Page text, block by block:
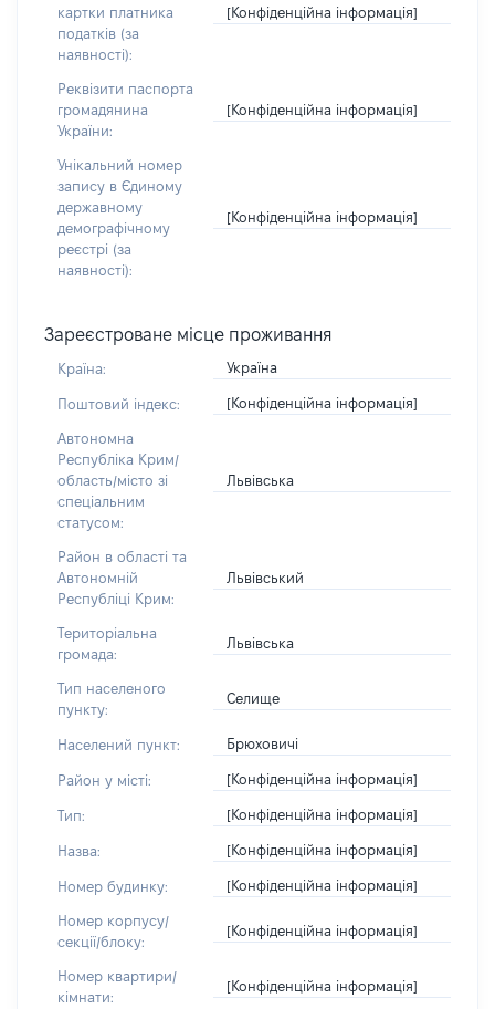
картки платника
податків (за
наявності):
[Конфіденційна інформація]
Реквізити паспорта
громадянина
України:
[Конфіденційна інформація]
Унікальний номер
запису в Єдиному
державному
демографічному
реєстрі (за
наявності):
[Конфіденційна інформація]
Зареєстроване місце проживання
Країна: Україна
Поштовий індекс: [Конфіденційна інформація]
Автономна
Республіка Крим/
область/місто зі
спеціальним
статусом:
Львівська
Район в області та
Автономній
Республіці Крим:
Львівський
Територіальна
громада:
Львівська
Тип населеного
пункту:
Селище
Населений пункт: Брюховичі
Район у місті: [Конфіденційна інформація]
Тип: [Конфіденційна інформація]
Назва: [Конфіденційна інформація]
Номер будинку: [Конфіденційна інформація]
Номер корпусу/
секції/блоку:
[Конфіденційна інформація]
Номер квартири/
кімнати:
[Конфіденційна інформація]